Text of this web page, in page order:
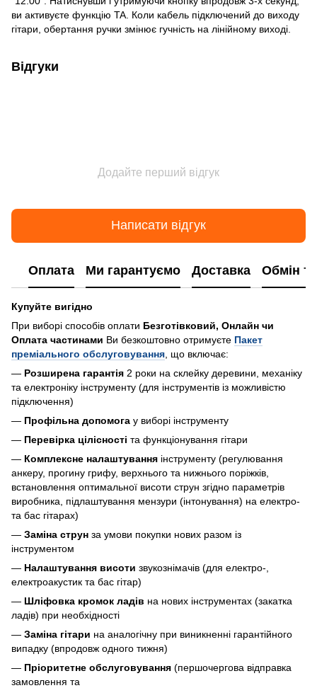
ви активуєте функцію TA. Коли кабель підключений до виходу
гітари, обертання ручки змінює гучність на лінійному виході.
Відгуки
Додайте перший відгук
Написати відгук
Оплата Ми гарантуємо Доставка Обмін
Купуйте вигідно
При виборі способів оплати Безготівковий, Онлайн чи
Оплата частинами Ви безкоштовно отримуєте Пакет
преміального обслуговування , що включає:
— Розширена гарантія 2 роки на склейку деревини, механіку
та електроніку інструменту (для інструментів із можливістю
підключення)
— Профільна допомога у виборі інструменту
— Перевірка цілісності та функціонування гітари
— Комплексне налаштування інструменту (регулювання
анкеру, прогину грифу, верхнього та нижнього поріжків,
встановлення оптимальної висоти струн згідно параметрів
виробника, підлаштування мензури (інтонування) на електро-
та бас гітарах)
— Заміна струн за умови покупки нових разом із
інструментом
— Налаштування висоти звукознімачів (для електро-,
електроакустик та бас гітар)
— Шліфовка кромок ладів на нових інструментах (закатка
ладів) при необхідності
— Заміна гітари на аналогічну при виникненні гарантійного
випадку (впродовж одного тижня)
— Пріоритетне обслуговування (першочергова відправка
замовлення та